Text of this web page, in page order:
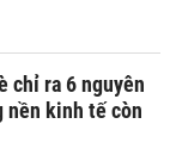
chỉ ra 6 nguyên
nền kinh tế còn